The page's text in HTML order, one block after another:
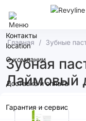
Контакты
О компании
Доставка и оплата
Гарантия и сервис
Главная Зубные
Зубная
Лаймовый